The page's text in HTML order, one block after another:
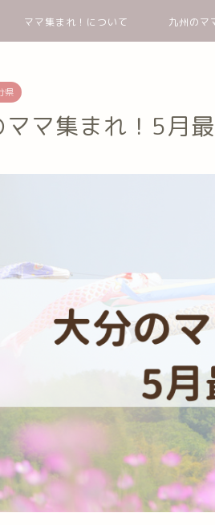
ママ集まれ！について 九州のマ
県
ママ集まれ！5月